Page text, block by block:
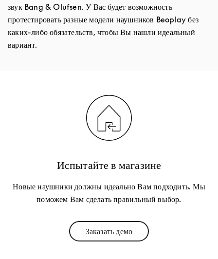
звук Bang & Olufsen. У Вас будет возможность
протестировать разные модели наушников Beoplay без
каких-либо обязательств, чтобы Вы нашли идеальный
вариант.
Испытайте в магазине
Новые наушники должны идеально Вам подходить. Мы
поможем Вам сделать правильный выбор.
Заказать демоLink Opens in New Tab